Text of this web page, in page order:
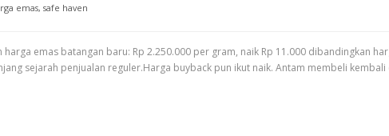
emas, safe haven
emas batangan baru: Rp 2.250.000 per gram, naik Rp 11.000 dibandingkan
sejarah penjualan reguler.Harga buyback pun ikut naik. Antam membeli